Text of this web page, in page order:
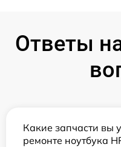
Ответы
Какие запчасти вы
ремонте ноутбука